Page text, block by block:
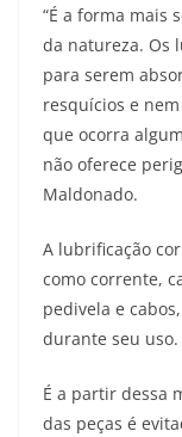
“É a forma mais
da natureza. Os
para serem
resquícios e
que ocorra
não oferece
Maldonado.
A lubrificação
como corrente,
pedivela e
durante seu uso.
É a partir dessa
das peças é